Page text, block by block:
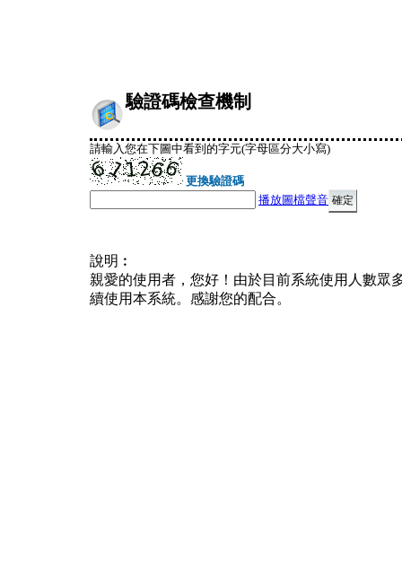
驗證碼檢查機制
請輸入您在下圖中看到的字元(字母區分大小寫)
更換驗證碼
播放圖檔聲音
說明︰
親愛的使用者，您好！由於目前系統使用人數眾
續使用本系統。感謝您的配合。